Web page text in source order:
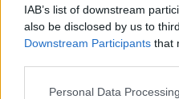
IAB’s list of downstream
also be disclosed by us to
Downstream Participants that
Please note that this website/
Personal Data
mindet
PacaGS|2024 június 17. 17:49